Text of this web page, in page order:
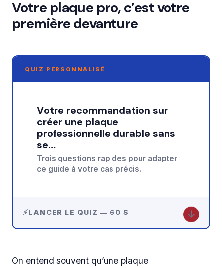
Votre plaque pro, c’est votre
première devanture
QUIZ PERSONNALISÉ
Votre recommandation sur
créer une plaque
professionnelle durable sans
se…
Trois questions rapides pour adapter
ce guide à votre cas précis.
LANCER LE QUIZ — 60 S ↓
On entend souvent qu’une plaque